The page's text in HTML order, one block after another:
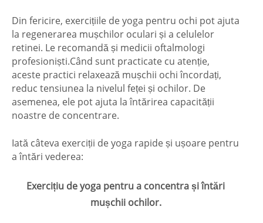
Din fericire, exercițiile de yoga pentru ochi pot ajuta
la regenerarea mușchilor oculari și a celulelor
retinei. Le recomandă și medicii oftalmologi
profesioniști.Când sunt practicate cu atenție,
aceste practici relaxează mușchii ochi încordați,
reduc tensiunea la nivelul feței și ochilor. De
asemenea, ele pot ajuta la întărirea capacității
noastre de concentrare.
Iată câteva exerciții de yoga rapide și ușoare pentru
a întări vederea:
Exercițiu de yoga pentru a concentra și întări
mușchii ochilor.